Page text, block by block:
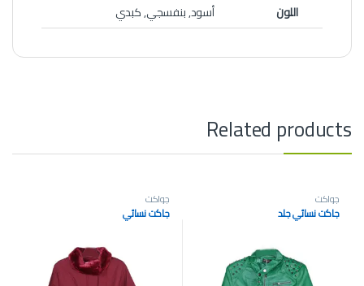
اللون
أسود, بنفسجي, كبدي
Related products
جواكت
جاكت نسائي جلد
جواكت
جاكت نسائي